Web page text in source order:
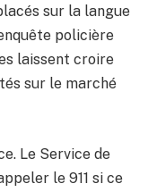
sur la langue
policière
laissent croire
sur le marché
Le Service de
le 911 si ce